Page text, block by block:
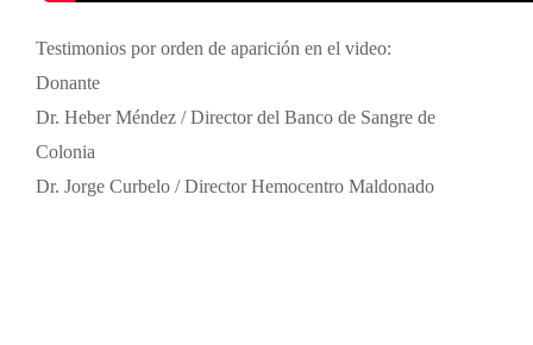
Testimonios por orden de aparición en el video:
Donante
Dr. Heber Méndez / Director del Banco de Sangre de
Colonia
Dr. Jorge Curbelo / Director Hemocentro Maldonado